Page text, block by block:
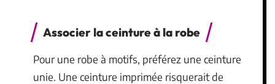
Associer la ceinture à la robe
Pour une robe à motifs, préférez une ceinture
unie. Une ceinture imprimée risquerait de